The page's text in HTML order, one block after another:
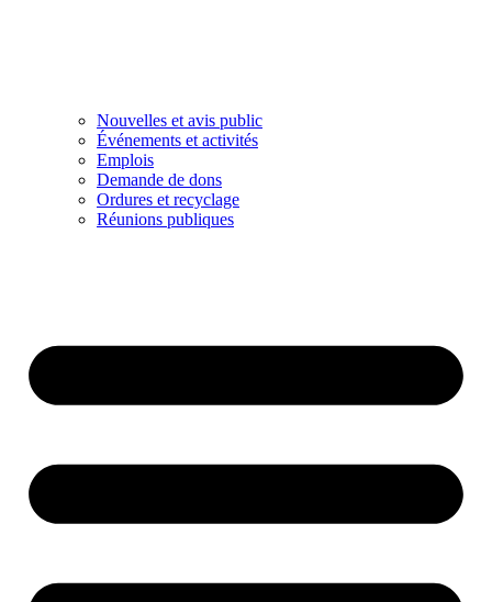
Nouvelles et avis public
Événements et activités
Emplois
Demande de dons
Ordures et recyclage
Réunions publiques